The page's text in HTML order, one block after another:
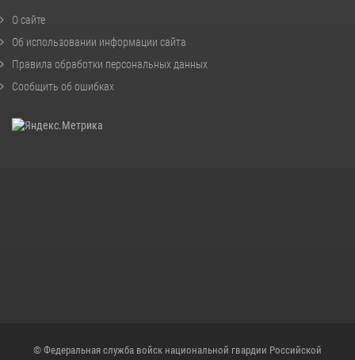
О сайте
Об использовании информации сайта
Правила обработки персональных данных
Сообщить об ошибках
© Федеральная служба войск национальной гвардии Российской